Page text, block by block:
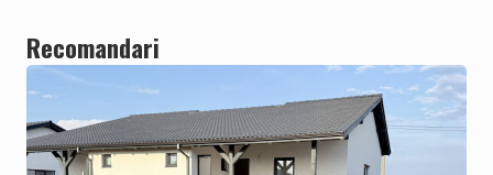
Recomandari